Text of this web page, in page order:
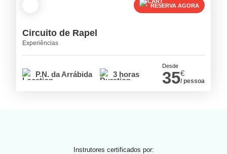
RESERVA AGORA
Circuito de Rapel
Experiências
P.N. da Arrábida 3 horas
Desde
35€
/ pessoa
Instrutores certificados por: